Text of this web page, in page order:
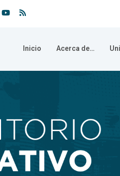
Inicio Acerca de…